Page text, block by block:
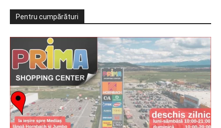
Pentru cumpărături